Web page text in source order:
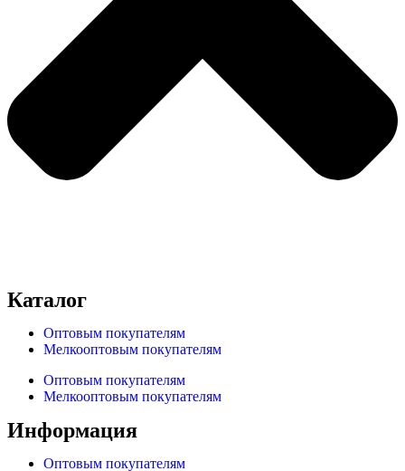
Каталог
Оптовым покупателям
Мелкооптовым покупателям
Оптовым покупателям
Мелкооптовым покупателям
Информация
Оптовым покупателям